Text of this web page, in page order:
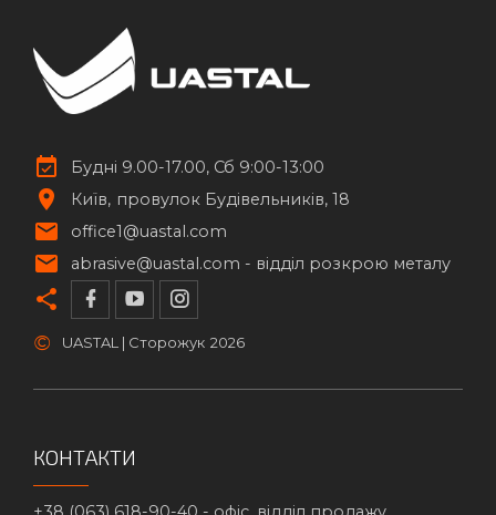
Будні 9.00-17.00, Сб 9:00-13:00
Київ
провулок Будівельників, 18
office1@uastal.com
abrasive@uastal.com - відділ розкрою металу
© UASTAL | Сторожук 2026
КОНТАКТИ